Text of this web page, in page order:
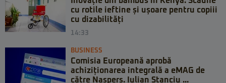
cu rotile ieftine și ușoare pentru copiii
cu dizabilități
14:33
BUSINESS
Comisia Europeană aprobă
achiziționarea integrală a eMAG de
către Naspers. Iulian Stanciu ...